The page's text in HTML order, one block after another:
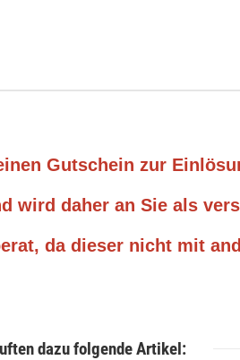
Gutschein zur
wird daher an Sie als
da dieser nicht mit
dazu folgende Artikel: